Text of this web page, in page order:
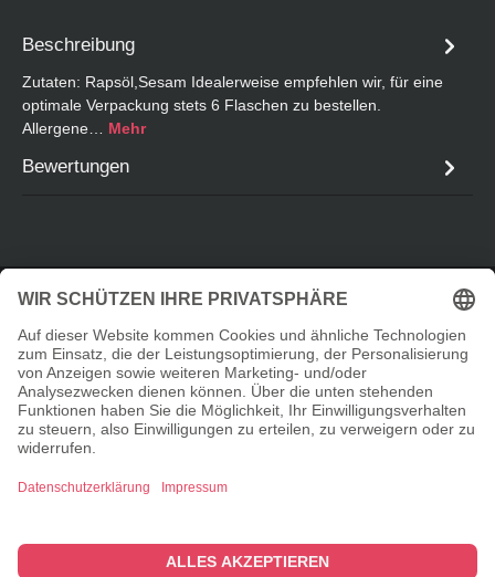
Beschreibung
Zutaten: Rapsöl,Sesam Idealerweise empfehlen wir, für eine
optimale Verpackung stets 6 Flaschen zu bestellen.
Allergene… Mehr
Bewertungen
Service-Hotline
Informationen
Shopservice
© 2026 Taste Elements Shop - with